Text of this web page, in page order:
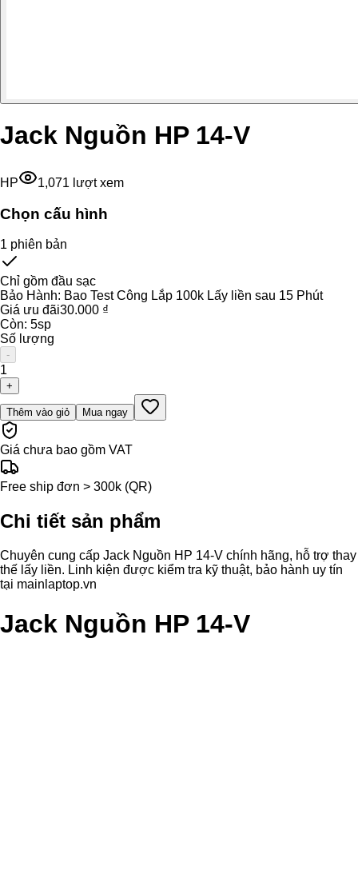
Jack Nguồn HP 14-V
HP 1,071 lượt xem
Chọn cấu hình
1 phiên bản
Chỉ gồm đầu sạc
Bảo Hành: Bao Test Công Lắp 100k Lấy liền sau 15 Phút
Giá ưu đãi30.000 ₫
Còn: 5sp
Số lượng
-
1
+
Thêm vào giỏ Mua ngay
Giá chưa bao gồm VAT
Free ship đơn > 300k (QR)
Chi tiết sản phẩm
Chuyên cung cấp Jack Nguồn HP 14-V chính hãng, hỗ trợ thay
thế lấy liền. Linh kiện được kiểm tra kỹ thuật, bảo hành uy tín
tại mainlaptop.vn
Jack Nguồn HP 14-V